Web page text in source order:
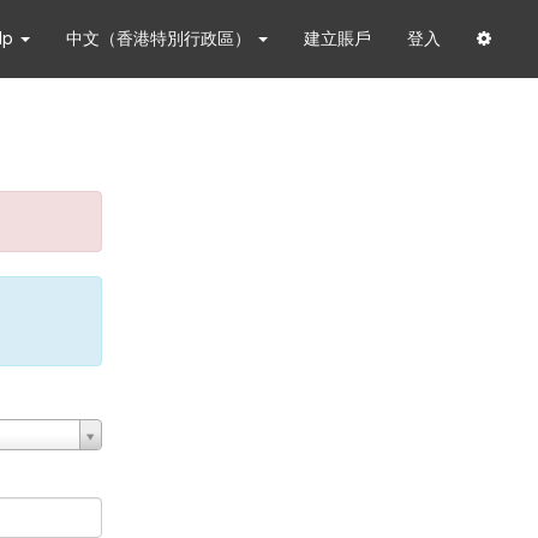
中文（香港特別行政區） 建立賬戶 登入